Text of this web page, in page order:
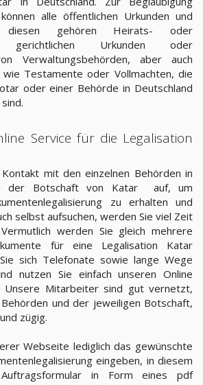
alle öffentlichen Urkunden und
diesen gehören Heirats- oder
gerichtlichen Urkunden oder
Verwaltungsbehörden, aber auch
Testamente oder Vollmachten, die
oder einer Behörde in Deutschland
Service für die Legalisation
mit den einzelnen Behörden in
der Botschaft von Katar auf, um
zu erhalten und
selbst aufsuchen, werden Sie viel Zeit
werden Sie gleich mehrere
für eine Legalisation Katar
sich Telefonate sowie lange Wege
nutzen Sie einfach unseren Online
Unsere Mitarbeiter sind gut vernetzt,
und der jeweiligen Botschaft,
zügig.
Webseite lediglich das gewünschte
eingeben, in diesem
in Form eines pdf